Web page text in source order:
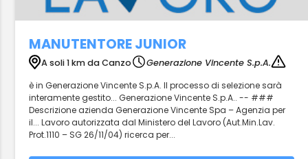
MANUTENTORE JUNIOR
A soli 1 km da Canzo
Generazione Vincente S.p.A.
è in Generazione Vincente S.p.A. Il processo di selezione sarà
interamente gestito... Generazione Vincente S.p.A.. -- ###
Descrizione azienda Generazione Vincente Spa – Agenzia per
il... Lavoro autorizzata dal Ministero del Lavoro (Aut.Min.Lav.
Prot.1110 – SG 26/11/04) ricerca per...